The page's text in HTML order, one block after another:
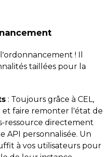
! Il
taillées pour la
: Toujours grâce à CEL,
faire remonter l'état de
ressource directement
API personnalisée. Un
à vos utilisateurs pour